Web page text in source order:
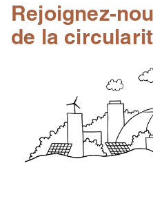
Rejoignez-
de la